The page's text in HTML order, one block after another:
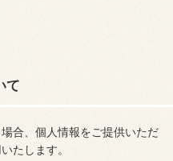
て
合、個人情報をご提供いただ
たします。